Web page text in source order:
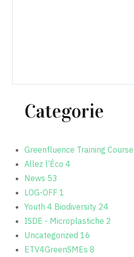
Categorie
Greenfluence Training Course
Allez l’Éco 4
News 53
LOG-OFF 1
Youth 4 Biodiversity 24
ISDE - Microplastiche 2
Uncategorized 16
ETV4GreenSMEs 8